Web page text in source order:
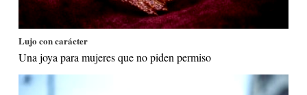
Lujo con carácter
Una joya para mujeres que no piden permiso